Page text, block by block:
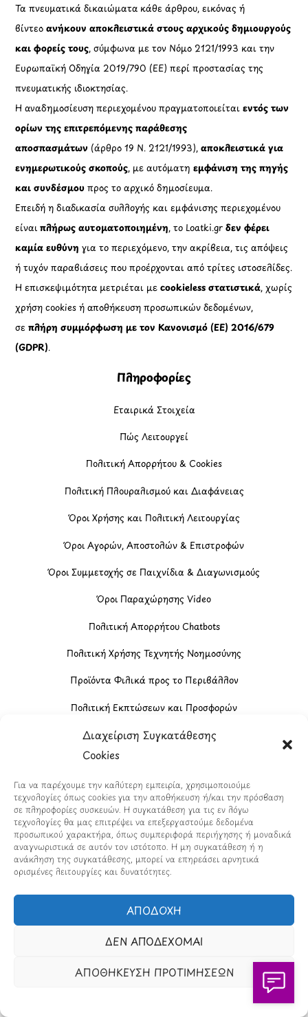
Διαχείριση Συγκατάθεσης
Cookies
Για να παρέχουμε την καλύτερη εμπειρία, χρησιμοποιούμε
τεχνολογίες όπως cookies για την αποθήκευση ή/και την πρόσβαση
σε πληροφορίες συσκευών. Η συγκατάθεση για τις εν λόγω
τεχνολογίες θα μας επιτρέψει να επεξεργαστούμε δεδομένα
προσωπικού χαρακτήρα, όπως συμπεριφορά περιήγησης ή μοναδικά
αναγνωριστικά σε αυτόν τον ιστότοπο. Η μη συγκατάθεση ή η
ανάκληση της συγκατάθεσης, μπορεί να επηρεάσει αρνητικά
ορισμένες λειτουργίες και δυνατότητες.
ΑΠΟΔΟΧΗ
ΔΕΝ ΑΠΟΔΕΧΟΜΑΙ
ΑΠΟΘΗΚΕΥΣΗ ΠΡΟΤΙΜΗΣΕΩΝ
Τα πνευματικά δικαιώματα κάθε άρθρου, εικόνας ή
βίντεοανήκουν αποκλειστικά στους αρχικούς δημιουργούς
και φορείς τους, σύμφωνα με τον Νόμο 2121/1993 και την
Ευρωπαϊκή Οδηγία 2019/790 (ΕΕ) περί προστασίας της
πνευματικής ιδιοκτησίας.
Η αναδημοσίευση περιεχομένου πραγματοποιείταιεντός των
ορίων της επιτρεπόμενης παράθεσης
αποσπασμάτων (άρθρο 19 Ν. 2121/1993), αποκλειστικά για
ενημερωτικούς σκοπούς, με αυτόματηεμφάνιση της πηγής
και συνδέσμου προς το αρχικό δημοσίευμα.
Επειδή η διαδικασία συλλογής και εμφάνισης περιεχομένου
είναιπλήρως αυτοματοποιημένη, το Loatki.grδεν φέρει
καμία ευθύνη για το περιεχόμενο, την ακρίβεια, τις απόψεις
ή τυχόν παραβιάσεις που προέρχονται από τρίτες ιστοσελίδες.
Η επισκεψιμότητα μετριέται μεcookieless στατιστικά, χωρίς
χρήση cookies ή αποθήκευση προσωπικών δεδομένων,
σεπλήρη συμμόρφωση με τον Κανονισμό (ΕΕ) 2016/679
(GDPR).
Πληροφορίες
Εταιρικά Στοιχεία
Πώς Λειτουργεί
Πολιτική Απορρήτου & Cookies
Πολιτική Πλουραλισμού και Διαφάνειας
Όροι Χρήσης και Πολιτική Λειτουργίας
Όροι Αγορών, Αποστολών & Επιστροφών
Όροι Συμμετοχής σε Παιχνίδια & Διαγωνισμούς
Όροι Παραχώρησης Video
Πολιτική Απορρήτου Chatbots
Πολιτική Χρήσης Τεχνητής Νοημοσύνης
Προϊόντα Φιλικά προς το Περιβάλλον
Πολιτική Εκπτώσεων και Προσφορών
Όροι Affiliate Συνδέσμων & Προωθητικού Υλικού
Πολιτική Διαφημιστικής Διαφάνειας
Όροι Προγράμματος Επιβράβευσης
OramaMedia Network
Agrotikes.gr Politikes.gr